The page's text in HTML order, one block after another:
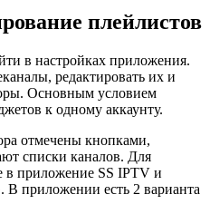
плейлистов
в настройках приложения.
редактировать их и
Основным условием
к одному аккаунту.
отмечены кнопками,
списки каналов. Для
в приложение SS IPTV и
приложении есть 2 варианта